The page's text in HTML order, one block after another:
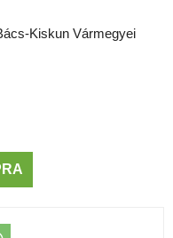
Kiskun Vármegyei